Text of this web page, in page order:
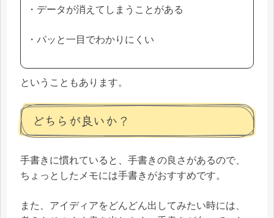
・データが消えてしまうことがある
・パッと一目でわかりにくい
ということもあります。
どちらが良いか？
手書きに慣れていると、手書きの良さがあるので、
ちょっとしたメモには手書きがおすすめです。
また、アイディアをどんどん出してみたい時には、